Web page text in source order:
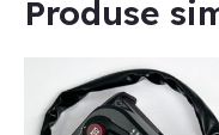
Produse